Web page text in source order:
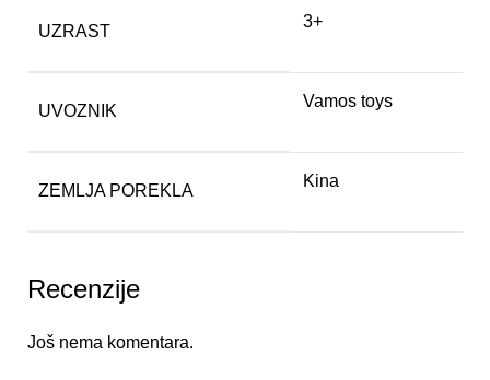
UZRAST
3+
UVOZNIK
Vamos toys
ZEMLJA POREKLA
Kina
Recenzije
Još nema komentara.